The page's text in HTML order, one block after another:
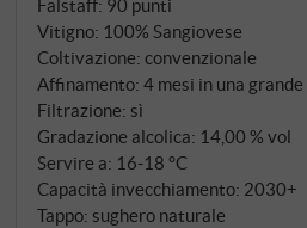
denominazione, vinificate con
Brunelli della casa, solo con un
breve: quattro mesi in grandi
preservano l'irruenza del frutto.
Falstaff: 90 punti
Vitigno: 100% Sangiovese
Coltivazione: convenzionale
Affinamento: 4 mesi in una
Filtrazione: sì
Gradazione alcolica: 14,00 % vol
Servire a: 16‑18 °C
Capacità invecchiamento: 2030+
Tappo: sughero naturale